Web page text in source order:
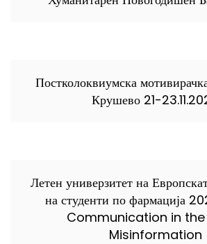
Постколоквиумска
Крушево 21-
Летен универзитет на
на студенти по фармација
Communication in the
Misinformation